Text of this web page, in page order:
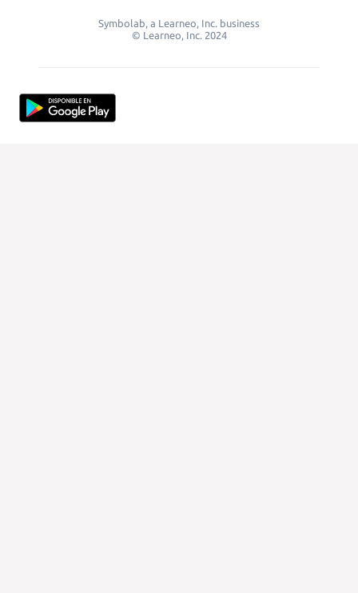
Symbolab, a Learneo, Inc. business
© Learneo, Inc. 2024